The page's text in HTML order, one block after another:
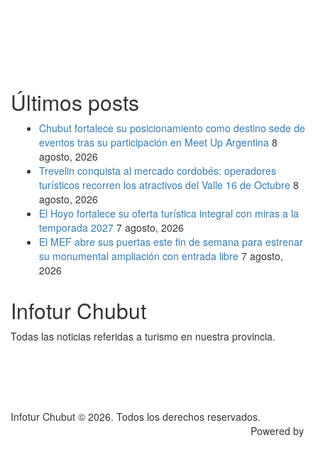
Últimos posts
Chubut fortalece su posicionamiento como destino sede de
eventos tras su participación en Meet Up Argentina 8
agosto, 2026
Trevelin conquista al mercado cordobés: operadores
turísticos recorren los atractivos del Valle 16 de Octubre 8
agosto, 2026
El Hoyo fortalece su oferta turística integral con miras a la
temporada 2027 7 agosto, 2026
El MEF abre sus puertas este fin de semana para estrenar
su monumental ampliación con entrada libre 7 agosto,
2026
Infotur Chubut
Todas las noticias referidas a turismo en nuestra provincia.
Infotur Chubut © 2026. Todos los derechos reservados.
Powered by